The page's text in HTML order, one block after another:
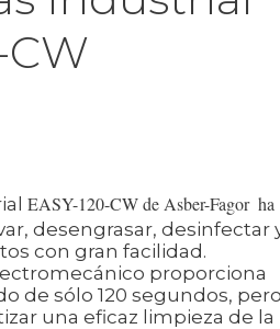
CW
EASY-120-CW de Asber-Fagor ha
desengrasar, desinfectar
con gran facilidad.
proporciona
de sólo 120 segundos,
una eficaz limpieza de la